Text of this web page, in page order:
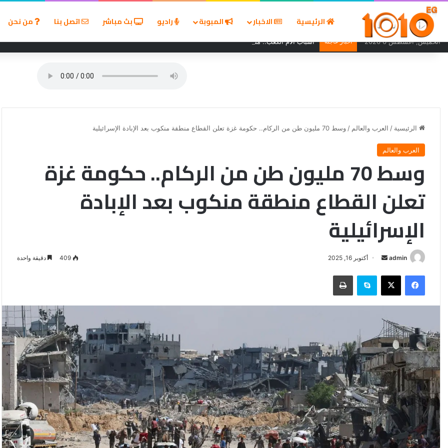
الرئيسية الاخبار المبوبة راديو بث مباشر اتصل بنا من نحن
الخميس, أغسطس 6 2026 أخبار عاجلة أسباب آلام الكعب.. متى يستدعي الألم زيارة الطبيب؟
الرئيسية / العرب والعالم / وسط 70 مليون طن من الركام.. حكومة غزة تعلن القطاع منطقة منكوب بعد الإبادة الإسرائيلية
العرب والعالم
وسط 70 مليون طن من الركام.. حكومة غزة
تعلن القطاع منطقة منكوب بعد الإبادة
الإسرائيلية
admin
أرسل
إلكترونيا
أكتوبر 16, 2025 409 دقيقة واحدة
فيسبوك ‫X سكايب طباعة